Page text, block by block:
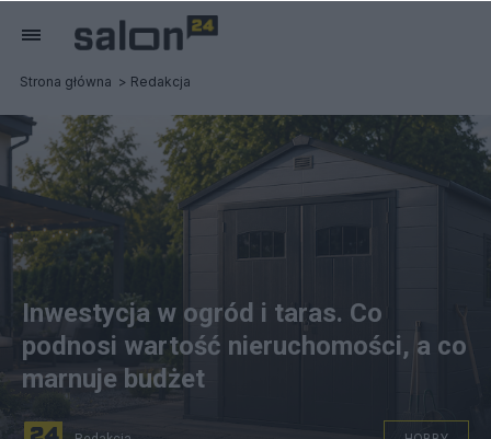
Strona główna Redakcja
Inwestycja w ogród i taras. Co
podnosi wartość nieruchomości, a co
marnuje budżet